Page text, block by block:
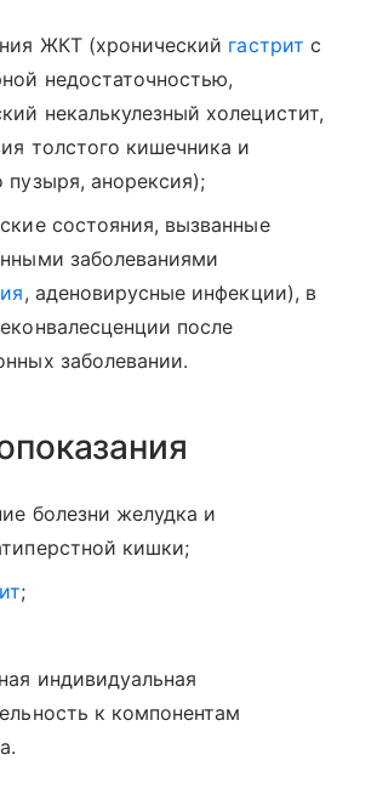
ЖКТ (хронический гастрит с
недостаточностью,
некалькулезный холецистит,
толстого кишечника и
пузыря, анорексия);
состояния, вызванные
заболеваниями
, аденовирусные инфекции), в
после
заболевании.
болезни желудка и
кишки;
;
индивидуальная
к компонентам